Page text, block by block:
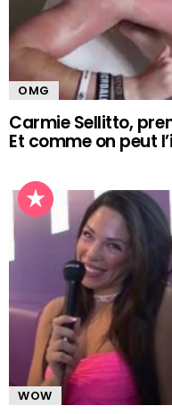
OMG
Carmie Sellitto,
Et comme on peut
WOW